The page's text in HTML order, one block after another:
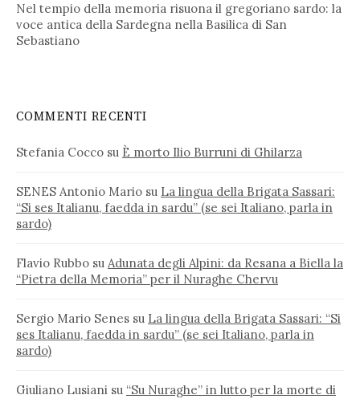
Nel tempio della memoria risuona il gregoriano sardo: la
voce antica della Sardegna nella Basilica di San
Sebastiano
COMMENTI RECENTI
Stefania Cocco su È morto Ilio Burruni di Ghilarza
SENES Antonio Mario su La lingua della Brigata Sassari:
“Si ses Italianu, faedda in sardu” (se sei Italiano, parla in
sardo)
Flavio Rubbo su Adunata degli Alpini: da Resana a Biella la
“Pietra della Memoria” per il Nuraghe Chervu
Sergio Mario Senes su La lingua della Brigata Sassari: “Si
ses Italianu, faedda in sardu” (se sei Italiano, parla in
sardo)
Giuliano Lusiani su “Su Nuraghe” in lutto per la morte di